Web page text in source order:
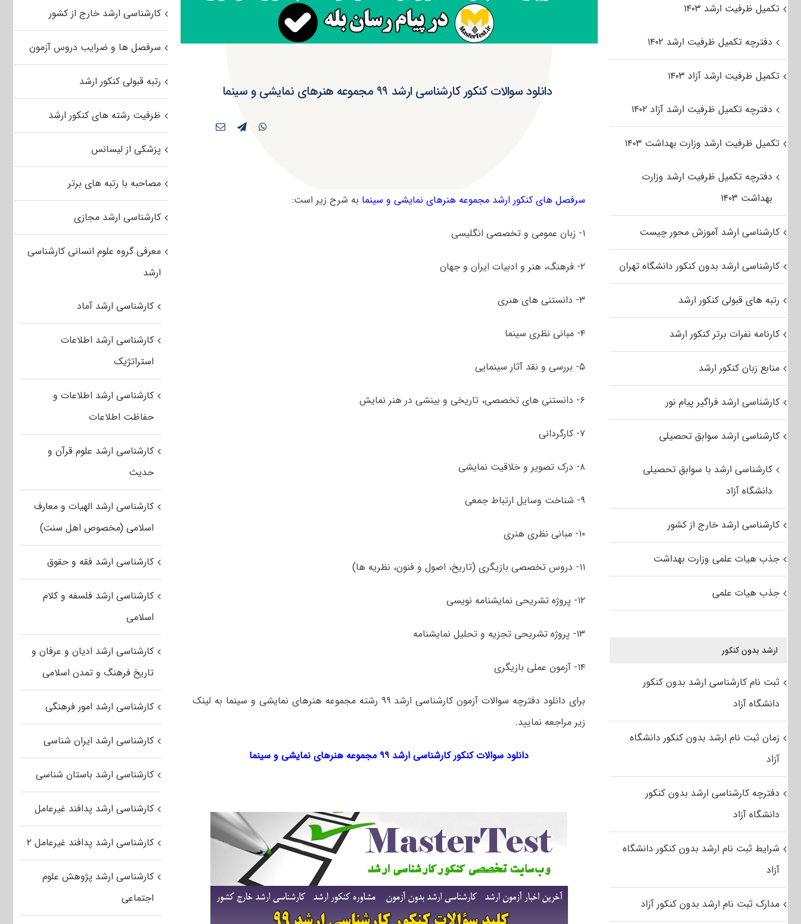
دانلود سوالات کنکور کارشناسی ارشد ۹۹ مجموعه هنرهای نمایشی و سینما
سرفصل های کنکور ارشد مجموعه هنرهای نمایشی و سینما به شرح زیر است:
۱- زبان عمومی و تخصصی انگلیسی
۲- فرهنگ، هنر و ادبیات ایران و جهان
۳- دانستنی های هنری
۴- مبانی نظری سینما
۵- بررسی و نقد آثار سینمایی
۶- دانستنی های تخصصی، تاریخی و بینشی در هنر نمایش
۷- کارگردانی
۸- درک تصویر و خلاقیت نمایشی
۹- شناخت وسایل ارتباط جمعی
۱۰- مبانی نظری هنری
۱۱- دروس تخصصی بازیگری (تاریخ، اصول و فنون، نظریه ها)
۱۲- پروژه تشریحی نمایشنامه نویسی
۱۳- پروژه تشریحی تجزیه و تحلیل نمایشنامه
۱۴- آزمون عملی بازیگری
برای دانلود دفترچه سوالات آزمون کارشناسی ارشد ۹۹ رشته مجموعه هنرهای نمایشی و سینما به لینک
زیر مراجعه نمایید.
دانلود سوالات کنکور کارشناسی ارشد ۹۹ مجموعه هنرهای نمایشی و سینما
کارشناسی ارشد خارج از کشور
سرفصل ها و ضرایب دروس آزمون
رتبه قبولی کنکور ارشد
ظرفیت رشته های کنکور ارشد
پزشکی از لیسانس
مصاحبه با رتبه های برتر
کارشناسی ارشد مجازی
معرفی گروه علوم انسانی کارشناسی
ارشد
کارشناسی ارشد آماد
کارشناسی ارشد اطلاعات
استراتژیک
کارشناسی ارشد اطلاعات و
حفاظت اطلاعات
کارشناسی ارشد علوم قرآن و
حدیث
کارشناسی ارشد الهیات و معارف
اسلامی (مخصوص اهل سنت)
کارشناسی ارشد فقه و حقوق
کارشناسی ارشد فلسفه و کلام
اسلامی
کارشناسی ارشد ادیان و عرفان و
تاریخ فرهنگ و تمدن اسلامی
کارشناسی ارشد امور فرهنگی
کارشناسی ارشد ایران شناسی
کارشناسی ارشد باستان شناسی
کارشناسی ارشد پدافند غیرعامل
کارشناسی ارشد پدافند غیرعامل ۲
کارشناسی ارشد پژوهش علوم
اجتماعی
تکمیل ظرفیت ارشد ۱۴۰۳
دفترچه تکمیل ظرفیت ارشد ۱۴۰۲
تکمیل ظرفیت ارشد آزاد ۱۴۰۳
دفترچه تکمیل ظرفیت ارشد آزاد ۱۴۰۲
تکمیل ظرفیت ارشد وزارت بهداشت ۱۴۰۳
دفترچه تکمیل ظرفیت ارشد وزارت
بهداشت ۱۴۰۳
کارشناسی ارشد آموزش محور چیست
کارشناسی ارشد بدون کنکور دانشگاه تهران
رتبه های قبولی کنکور ارشد
کارنامه نفرات برتر کنکور ارشد
منابع زبان کنکور ارشد
کارشناسی ارشد فراگیر پیام نور
کارشناسی ارشد سوابق تحصیلی
کارشناسی ارشد با سوابق تحصیلی
دانشگاه آزاد
کارشناسی ارشد خارج از کشور
جذب هیات علمی وزارت بهداشت
جذب هیات علمی
ارشد بدون کنکور
ثبت نام کارشناسی ارشد بدون کنکور
دانشگاه آزاد
زمان ثبت نام ارشد بدون کنکور دانشگاه
آزاد
دفترچه کارشناسی ارشد بدون کنکور
دانشگاه آزاد
شرایط ثبت نام ارشد بدون کنکور دانشگاه
آزاد
مدارک ثبت نام ارشد بدون کنکور آزاد